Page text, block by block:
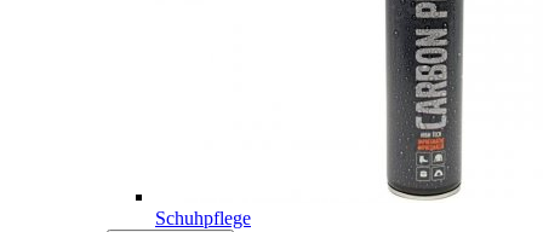
Schuhpflege